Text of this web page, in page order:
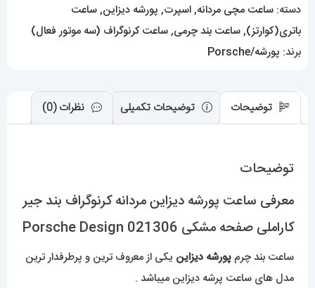
مشکی
Porsche
Design
عدد
دسته: ساعت مچی مردانه,اسپرت, پورشه دیزاین,ساعت
باتری(کوارتز),ساعت بند چرمی,ساعت کرنوگراف (سه موتور فعال)
برند: پورشه/Porsche
توضیحات توضیحات تکمیلی نظرات (0)
توضیحات
معرفی ساعت پورشه دیزاین مردانه کرنوگراف بند جیر
کاراملی صفحه مشکی Porsche Design 021306
ساعت بند چرم پورشه دیزاین یکی از معروف ترین و پرطرفدار ترین
مدل های ساعت پرشه دیزاین میباشد .